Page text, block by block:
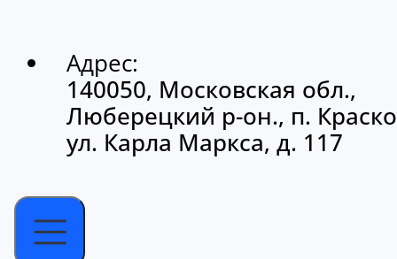
Адрес:
140050, Московская обл.,
Люберецкий р-он., п.
ул. Карла Маркса, д. 117